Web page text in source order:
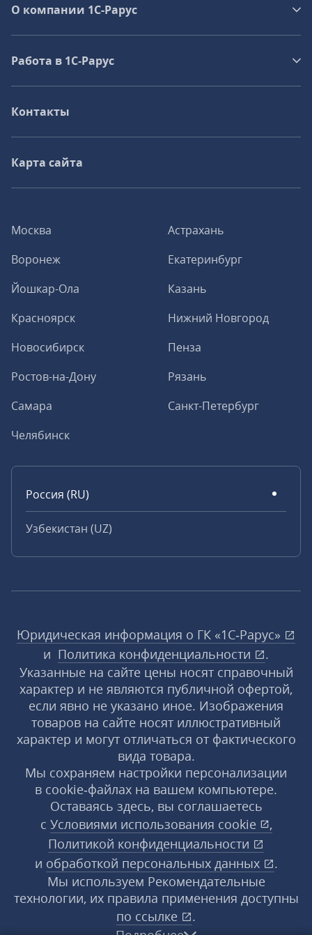
Москва
Астрахань
Воронеж
Екатеринбург
Йошкар-Ола
Казань
Красноярск
Нижний Новгород
Новосибирск
Пенза
Ростов-на-Дону
Рязань
Самара
Санкт-Петербург
Челябинск
Россия (RU)
Узбекистан (UZ)
О компании 1C-Рарус
Работа в 1С‑Рарус
Контакты
Карта сайта
Юридическая информация о ГК «1С‑Рарус»
и Политика конфиденциальности
.
Указанные на сайте цены носят справочный
характер и не являются публичной офертой,
если явно не указано иное. Изображения
товаров на сайте носят иллюстративный
характер и могут отличаться от фактического
вида товара.
Мы сохраняем настройки персонализации
в cookie‑файлах на вашем компьютере.
Оставаясь здесь, вы соглашаетесь
с Условиями использования cookie
,
Политикой конфиденциальности
и обработкой персональных данных
.
Мы используем Рекомендательные
технологии, их правила применения доступны
по ссылке
.